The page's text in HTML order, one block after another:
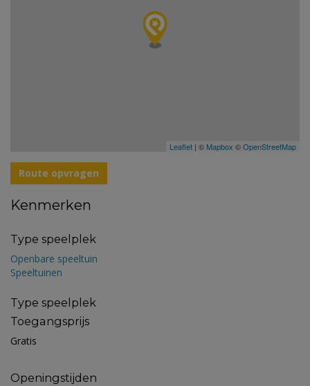
Leaflet | © Mapbox ©OpenStreetMap
Route opvragen
Kenmerken
Type speelplek
Openbare speeltuin
Speeltuinen
Type speelplek
Toegangsprijs
Gratis
Openingstijden